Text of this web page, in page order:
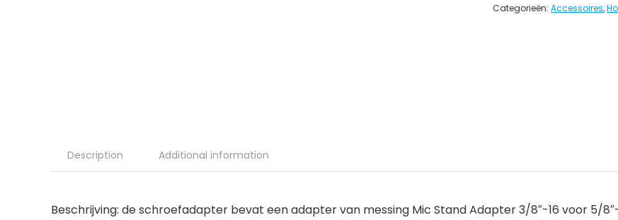
Categorieën: Accessoires,
Description Additional information
Beschrijving: de schroefadapter bevat een adapter van messing Mic Stand Adapter 3/8″-16 voor 5/